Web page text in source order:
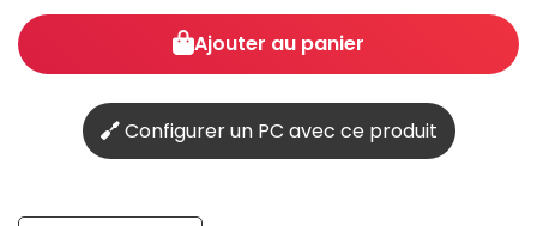
Ajouter au panier
Configurer un PC avec ce produit